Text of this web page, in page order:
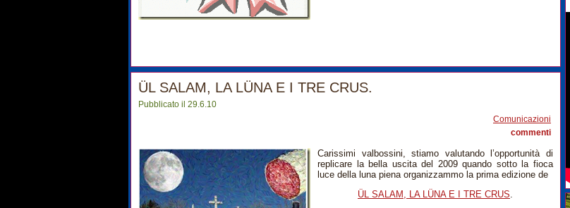
ÜL SALAM, LA LÜNA E I TRE CRUS.
Pubblicato il 29.6.10
Comunicazioni
commenti
Carissimi valbossini, stiamo valutando l’opportunità di
replicare la bella uscita del 2009 quando sotto la fioca
luce della luna piena organizzammo la prima edizione de
ÜL SALAM, LA LÜNA E I TRE CRUS.